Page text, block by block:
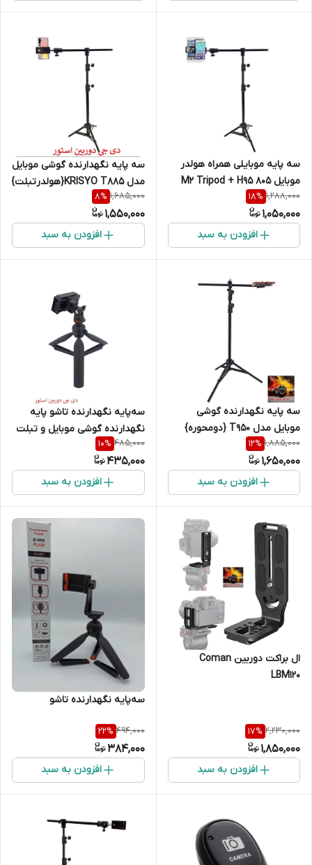
سه پایه موبایلی همراه هولدر
موبایل 805 M2 Tripod + H95
1,288,000
18%
1,050,000
افزودن به سبد
سه پایه نگهدارنده گوشی موبایل
مدل KRISYO T885{هولدرتبلت}
{2متری }
1,685,000
8%
1,550,000
افزودن به سبد
سه پایه نگهدارنده گوشی
موبایل مدل T950 {دومحوره}
قابلیت اتصال رینگ لایت
وموبایل ونور
1,885,000
12%
1,650,000
افزودن به سبد
سه‌پایه نگهدارنده تاشو پایه
نگهدارنده گوشی موبایل و تبلت
پنج تیکه
485,000
10%
435,000
افزودن به سبد
ال براکت دوربین Coman
LBM120
2,230,000
17%
1,850,000
افزودن به سبد
سه‌پایه نگهدارنده تاشو
494,000
22%
384,000
افزودن به سبد